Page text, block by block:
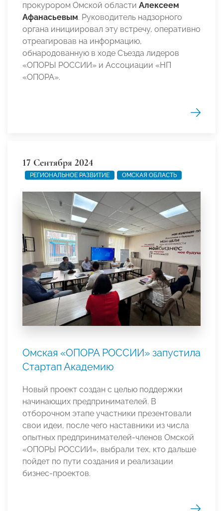
прокурором Омской области Алексеем
Афанасьевым. Руководитель надзорного
органа инициировал эту встречу, оперативно
отреагировав на информацию,
обнародованную в ходе Съезда лидеров
«ОПОРЫ РОССИИ» и Ассоциации «НП
«ОПОРА».
17 Сентября 2024
РЕГИОНАЛЬНОЕ РАЗВИТИЕ ОМСКАЯ ОБЛАСТЬ
Омская «ОПОРА РОССИИ» запустила
Стартап Академию
Новый проект создан с целью поддержки
начинающих предпринимателей. В
отборочном этапе участники презентовали
свои идеи, после чего наставники из числа
опытных предпринимателей-членов Омской
«ОПОРЫ РОССИИ», выбрали тех, кто дальше
пойдет по пути создания и реализации
бизнес-проектов.